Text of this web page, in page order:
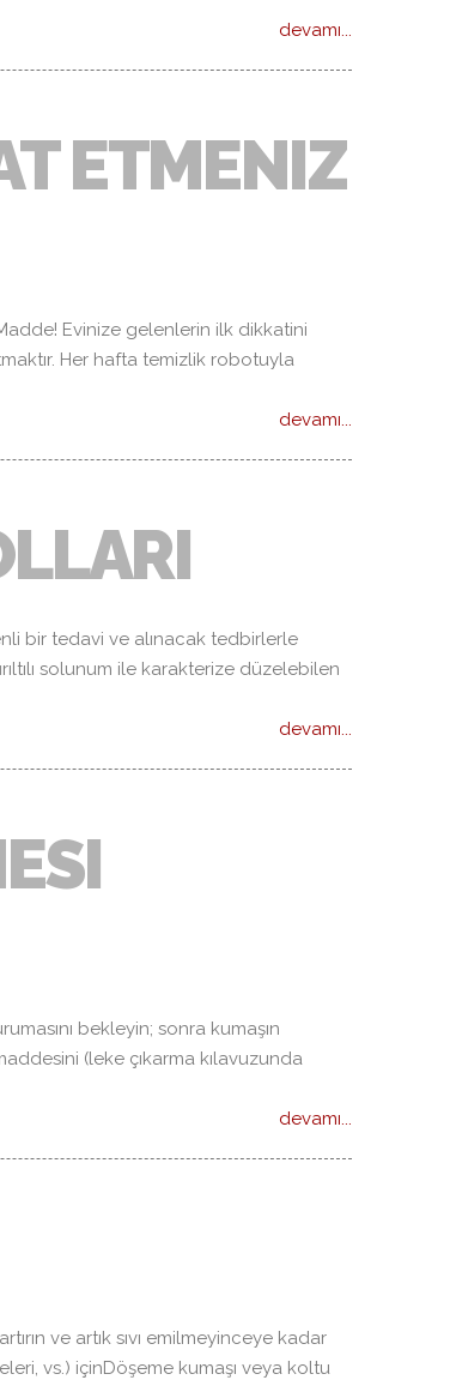
devamı...
ETMENIZ
Evinize gelenlerin ilk dikkatini
Her hafta temizlik robotuyla
devamı...
bir tedavi ve alınacak tedbirlerle
solunum ile karakterize düzelebilen
devamı...
bekleyin; sonra kumaşın
(leke çıkarma kılavuzunda
devamı...
ve artık sıvı emilmeyinceye kadar
vs.) içinDöşeme kumaşı veya koltu